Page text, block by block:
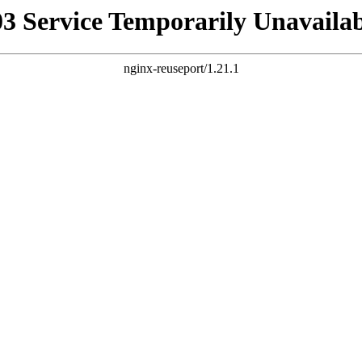
Service Temporarily
nginx-reuseport/1.21.1